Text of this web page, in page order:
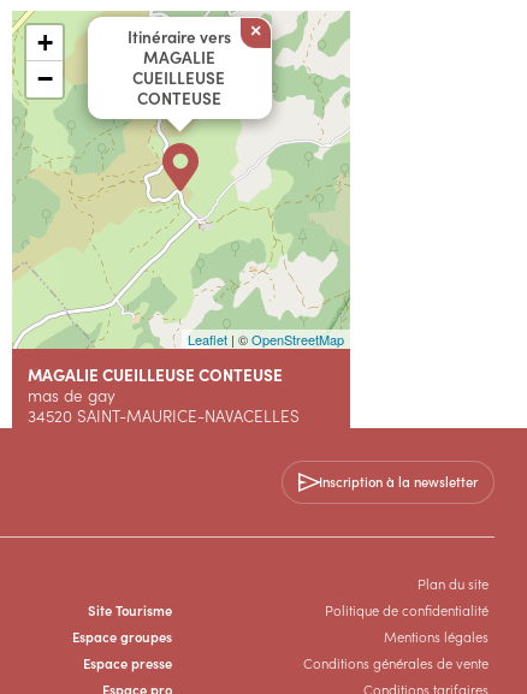
Itinéraire vers
MAGALIE
CUEILLEUSE
CONTEUSE
×
+
−
Leaflet | ©OpenStreetMap
MAGALIE CUEILLEUSE CONTEUSE
mas de gay
34520 SAINT-MAURICE-NAVACELLES
Inscription à la newsletter
Site Tourisme
Espace groupes
Espace presse
Espace pro
Plan du site
Politique de confidentialité
Mentions légales
Conditions générales de vente
Conditions tarifaires